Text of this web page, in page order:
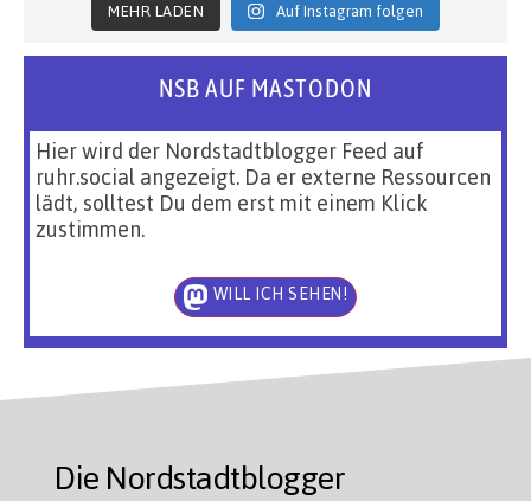
MEHR LADEN Auf Instagram folgen
NSB AUF MASTODON
Hier wird der Nordstadtblogger Feed auf
ruhr.social angezeigt. Da er externe Ressourcen
lädt, solltest Du dem erst mit einem Klick
zustimmen.
WILL ICH SEHEN!
Die Nordstadtblogger